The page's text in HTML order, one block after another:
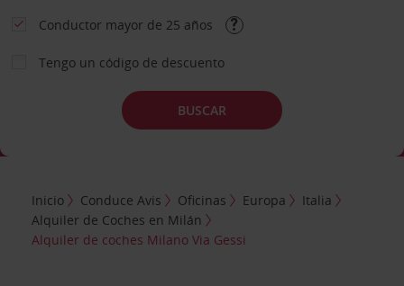
Conductor mayor de 25 años
Tengo un código de descuento
BUSCAR
Inicio Conduce Avis Oficinas Europa
Italia
Alquiler de Coches en Milán
Alquiler de coches Milano Via Gessi